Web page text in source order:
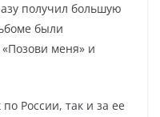
получил большую
были
меня» и
России, так и за ее